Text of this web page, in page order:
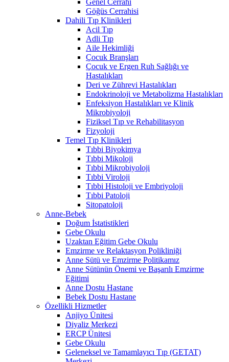
Göğüs Cerrahisi
Dahili Tıp Klinikleri
Acil Tıp
Adli Tıp
Aile Hekimliği
Çocuk Branşları
Çocuk ve Ergen Ruh Sağlığı ve
Hastalıkları
Deri ve Zührevi Hastalıkları
Endokrinoloji ve Metabolizma Hastalıkları
Enfeksiyon Hastalıkları ve Klinik
Mikrobiyoloji
Fiziksel Tıp ve Rehabilitasyon
Fizyoloji
Temel Tıp Klinikleri
Tıbbi Biyokimya
Tıbbi Mikoloji
Tıbbi Mikrobiyoloji
Tıbbi Viroloji
Tıbbi Histoloji ve Embriyoloji
Tıbbi Patoloji
Sitopatoloji
Anne-Bebek
Doğum İstatistikleri
Gebe Okulu
Uzaktan Eğitim Gebe Okulu
Emzirme ve Relaktasyon Polikliniği
Anne Sütü ve Emzirme Politikamız
Anne Sütünün Önemi ve Başarılı Emzirme
Eğitimi
Anne Dostu Hastane
Bebek Dostu Hastane
Özellikli Hizmetler
Anjiyo Ünitesi
Diyaliz Merkezi
ERCP Ünitesi
Gebe Okulu
Geleneksel ve Tamamlayıcı Tıp (GETAT)